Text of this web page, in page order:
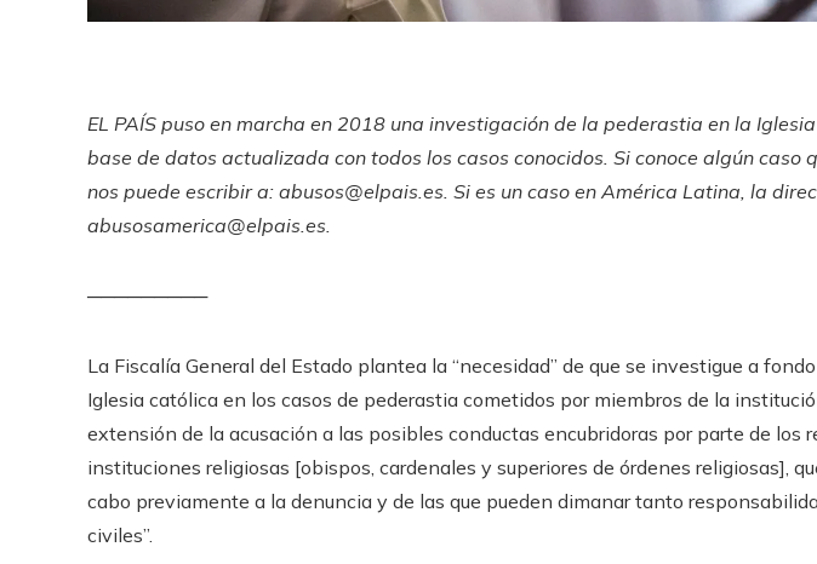
EL PAÍS puso en marcha en 2018 una investigación de la pederastia en la
base de datos actualizada con todos los casos conocidos. Si conoce algún caso
nos puede escribir a: abusos@elpais.es. Si es un caso en América Latina, la
abusosamerica@elpais.es.
─────────
La Fiscalía General del Estado plantea la “necesidad” de que se investigue a
Iglesia católica en los casos de pederastia cometidos por miembros de la
extensión de la acusación a las posibles conductas encubridoras por parte de los
instituciones religiosas [obispos, cardenales y superiores de órdenes religiosas],
cabo previamente a la denuncia y de las que pueden dimanar tanto
civiles”.